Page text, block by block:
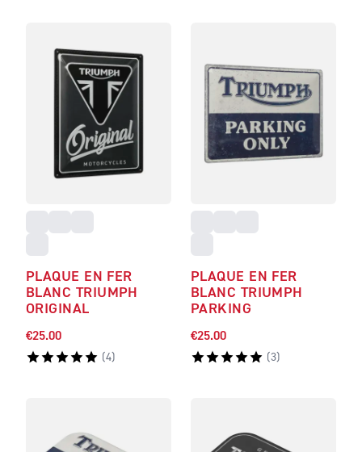
PLAQUE EN FER
BLANC TRIUMPH
ORIGINAL
€25.00
(4)
PLAQUE EN FER
BLANC TRIUMPH
PARKING
€25.00
(3)